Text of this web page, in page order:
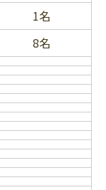
1名
8名